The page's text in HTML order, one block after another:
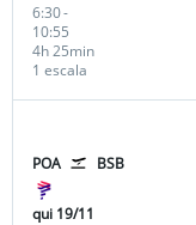
6:30-
10:55
1 escala
4h 25min
POA BSB
qui 19/11